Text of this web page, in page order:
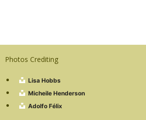
Photos Crediting
Lisa Hobbs
Micheile Henderson
Adolfo Félix